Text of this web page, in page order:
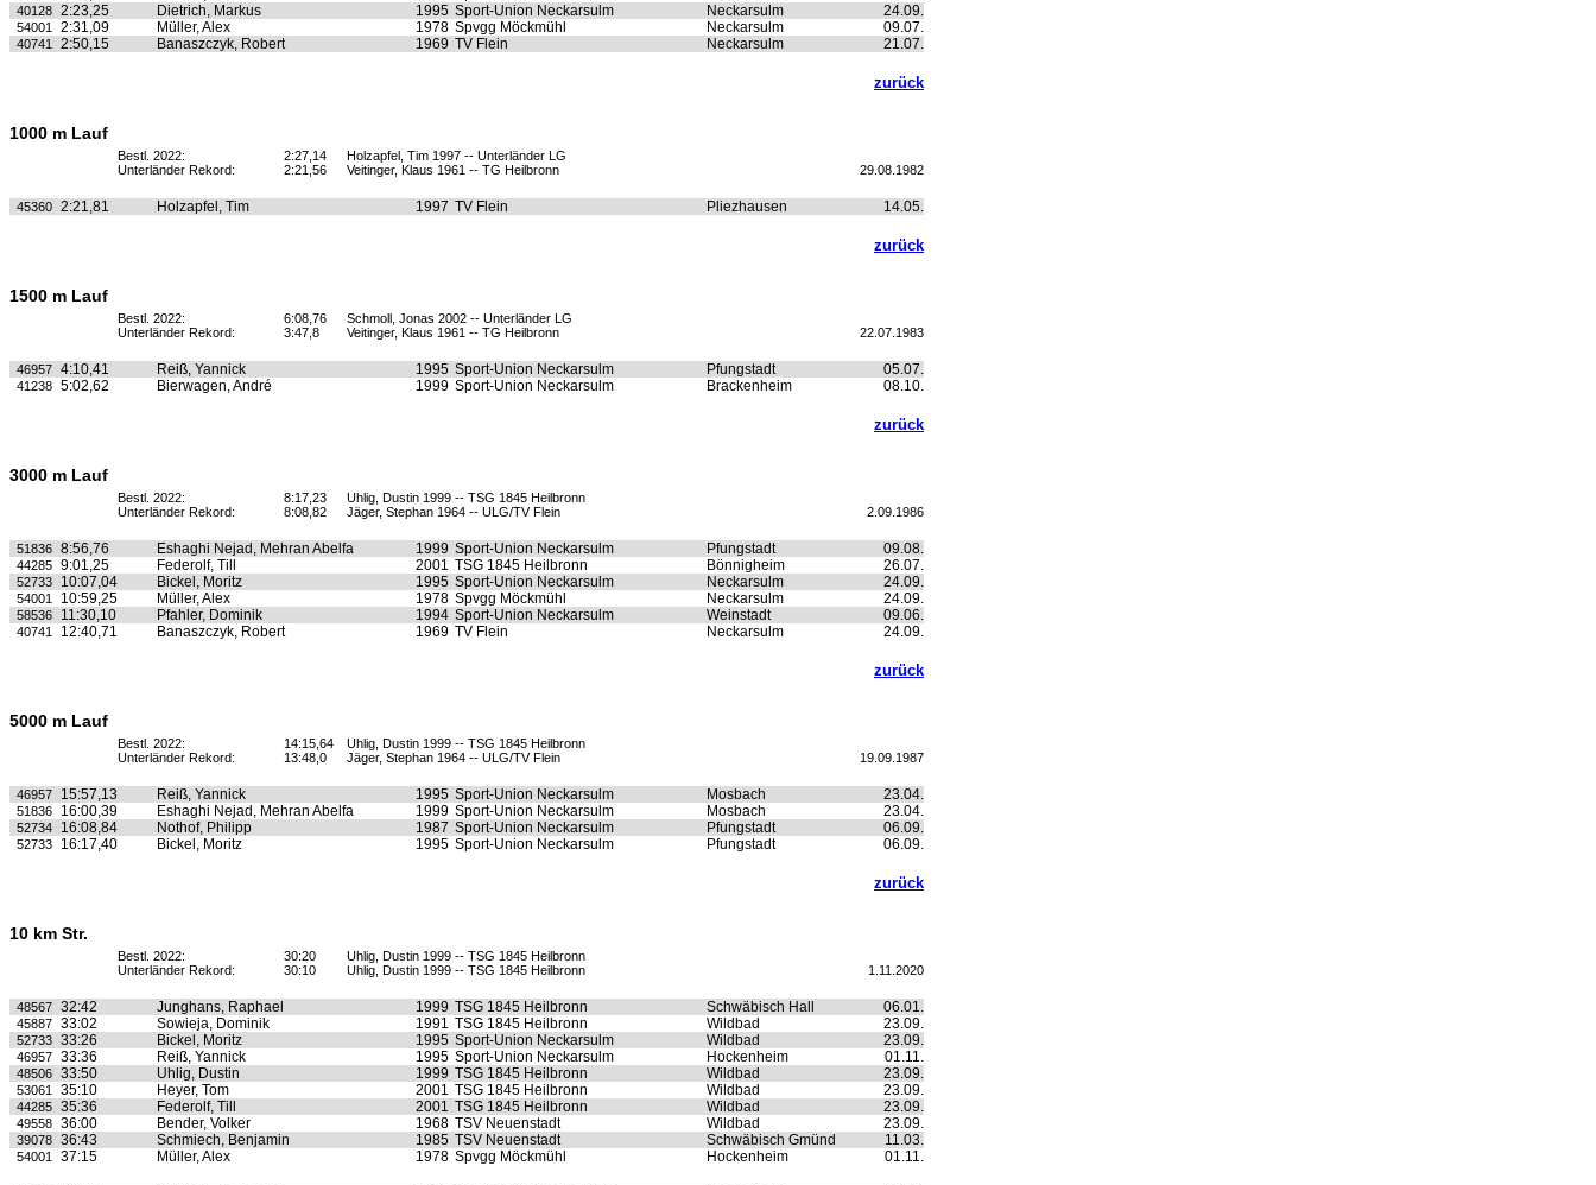
40128 2:23,25 Dietrich, Markus 1995 Sport-Union Neckarsulm Neckarsulm 24.09.
54001 2:31,09 Müller, Alex 1978 Spvgg Möckmühl Neckarsulm 09.07.
40741 2:50,15 Banaszczyk, Robert 1969 TV Flein Neckarsulm 21.07.
zurück
1000 m Lauf
Bestl. 2022: 2:27,14
Holzapfel, Tim 1997 -- Unterländer LG
Unterländer Rekord:
2:21,56 Veitinger, Klaus 1961 -- TG Heilbronn 29.08.1982
45360 2:21,81 Holzapfel, Tim 1997 TV Flein Pliezhausen 14.05.
zurück
1500 m Lauf
Bestl. 2022: 6:08,76
Schmoll, Jonas 2002 -- Unterländer LG
Unterländer Rekord:
3:47,8 Veitinger, Klaus 1961 -- TG Heilbronn 22.07.1983
46957 4:10,41 Reiß, Yannick 1995 Sport-Union Neckarsulm Pfungstadt 05.07.
41238 5:02,62 Bierwagen, André 1999 Sport-Union Neckarsulm Brackenheim 08.10.
zurück
3000 m Lauf
Bestl. 2022: 8:17,23
Uhlig, Dustin 1999 -- TSG 1845 Heilbronn
Unterländer Rekord:
8:08,82 Jäger, Stephan 1964 -- ULG/TV Flein 2.09.1986
51836 8:56,76 Eshaghi Nejad, Mehran Abelfa 1999 Sport-Union Neckarsulm Pfungstadt 09.08.
44285 9:01,25 Federolf, Till 2001 TSG 1845 Heilbronn Bönnigheim 26.07.
52733 10:07,04 Bickel, Moritz 1995 Sport-Union Neckarsulm Neckarsulm 24.09.
54001 10:59,25 Müller, Alex 1978 Spvgg Möckmühl Neckarsulm 24.09.
58536 11:30,10 Pfahler, Dominik 1994 Sport-Union Neckarsulm Weinstadt 09.06.
40741 12:40,71 Banaszczyk, Robert 1969 TV Flein Neckarsulm 24.09.
zurück
5000 m Lauf
Bestl. 2022: 14:15,64
Uhlig, Dustin 1999 -- TSG 1845 Heilbronn
Unterländer Rekord:
13:48,0 Jäger, Stephan 1964 -- ULG/TV Flein 19.09.1987
46957 15:57,13 Reiß, Yannick 1995 Sport-Union Neckarsulm Mosbach 23.04.
51836 16:00,39 Eshaghi Nejad, Mehran Abelfa 1999 Sport-Union Neckarsulm Mosbach 23.04.
52734 16:08,84 Nothof, Philipp 1987 Sport-Union Neckarsulm Pfungstadt 06.09.
52733 16:17,40 Bickel, Moritz 1995 Sport-Union Neckarsulm Pfungstadt 06.09.
zurück
10 km Str.
Bestl. 2022: 30:20
Uhlig, Dustin 1999 -- TSG 1845 Heilbronn
Unterländer Rekord:
30:10 Uhlig, Dustin 1999 -- TSG 1845 Heilbronn 1.11.2020
48567 32:42 Junghans, Raphael 1999 TSG 1845 Heilbronn Schwäbisch Hall 06.01.
45887 33:02 Sowieja, Dominik 1991 TSG 1845 Heilbronn Wildbad 23.09.
52733 33:26 Bickel, Moritz 1995 Sport-Union Neckarsulm Wildbad 23.09.
46957 33:36 Reiß, Yannick 1995 Sport-Union Neckarsulm Hockenheim 01.11.
48506 33:50 Uhlig, Dustin 1999 TSG 1845 Heilbronn Wildbad 23.09.
53061 35:10 Heyer, Tom 2001 TSG 1845 Heilbronn Wildbad 23.09.
44285 35:36 Federolf, Till 2001 TSG 1845 Heilbronn Wildbad 23.09.
49558 36:00 Bender, Volker 1968 TSV Neuenstadt Wildbad 23.09.
39078 36:43 Schmiech, Benjamin 1985 TSV Neuenstadt Schwäbisch Gmünd 11.03.
54001 37:15 Müller, Alex 1978 Spvgg Möckmühl Hockenheim 01.11.